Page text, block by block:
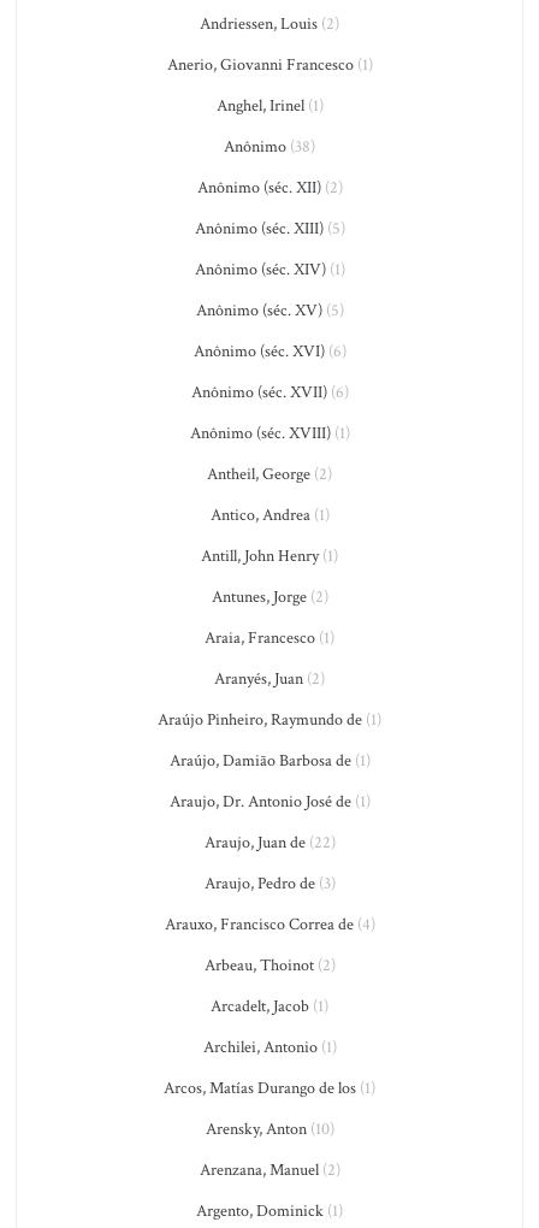
Andriessen, Louis (2)
Anerio, Giovanni Francesco(1)
Anghel, Irinel(1)
Anônimo (38)
Anônimo (séc. XII)(2)
Anônimo (séc. XIII)(5)
Anônimo (séc. XIV)(1)
Anônimo (séc. XV)(5)
Anônimo (séc. XVI)(6)
Anônimo (séc. XVII)(6)
Anônimo (séc. XVIII)(1)
Antheil, George (2)
Antico, Andrea(1)
Antill, John Henry(1)
Antunes, Jorge(2)
Araia, Francesco (1)
Aranyés, Juan (2)
Araújo Pinheiro, Raymundo de (1)
Araújo, Damião Barbosa de(1)
Araujo, Dr. Antonio José de(1)
Araujo, Juan de(22)
Araujo, Pedro de(3)
Arauxo, Francisco Correa de(4)
Arbeau, Thoinot(2)
Arcadelt, Jacob (1)
Archilei, Antonio(1)
Arcos, Matías Durango de los (1)
Arensky, Anton(10)
Arenzana, Manuel(2)
Argento, Dominick (1)